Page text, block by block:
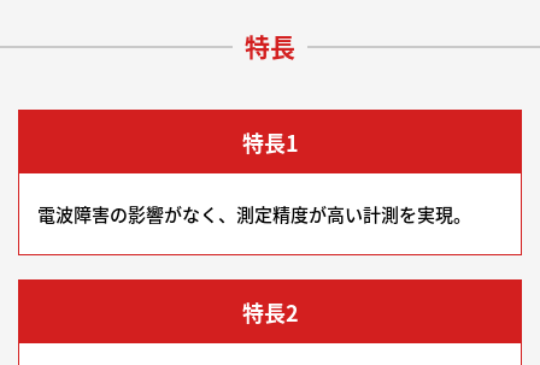
特長
特長1
電波障害の影響がなく、測定精度が高い計測を実現。
特長2